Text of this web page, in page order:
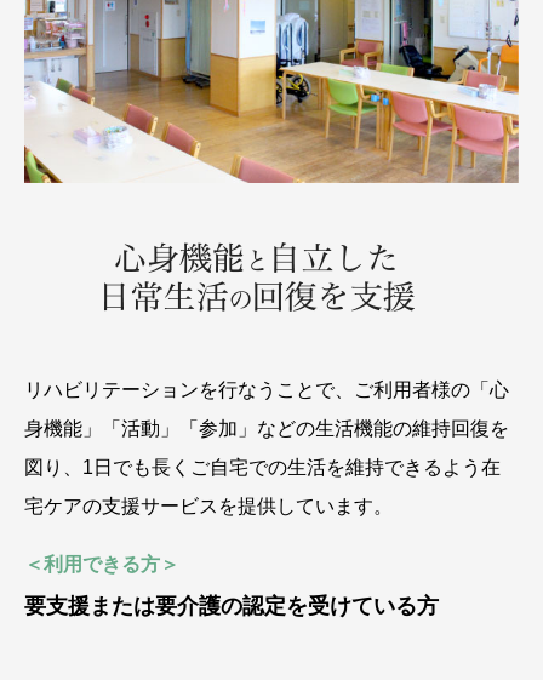
リハビリテーションを行なうことで、ご利用者様の「心
身機能」「活動」「参加」などの生活機能の維持回復を
図り、1日でも長くご自宅での生活を維持できるよう在
宅ケアの支援サービスを提供しています。
＜利用できる方＞
要支援または要介護の認定を受けている方